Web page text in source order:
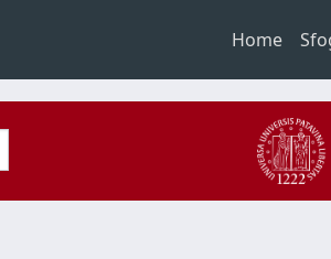
Home